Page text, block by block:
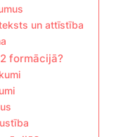
un attīstība
formācijā?